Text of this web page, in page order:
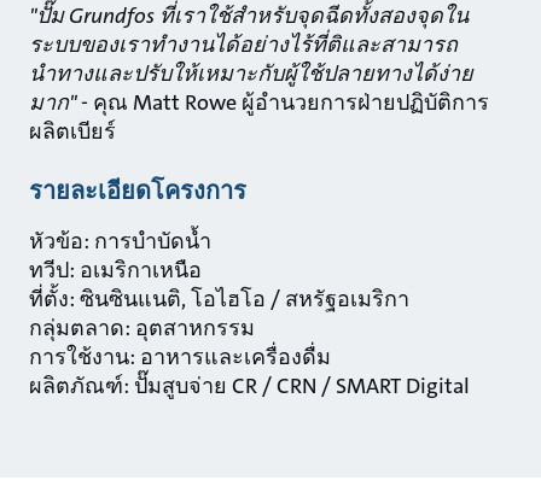
"ปั๊ม Grundfos ที่เราใช้สําหรับจุดฉีดทั้งสองจุดใน
ระบบของเราทํางานได้อย่างไร้ที่ติและสามารถ
นำทางและปรับให้เหมาะกับผู้ใช้ปลายทางได้ง่าย
มาก"- คุณ Matt Rowe ผู้อํานวยการฝ่ายปฏิบัติการ
ผลิตเบียร์
รายละเอียดโครงการ
หัวข้อ: การบำบัดน้ำ
ทวีป: อเมริกาเหนือ
ที่ตั้ง: ซินซินแนติ, โอไฮโอ / สหรัฐอเมริกา
กลุ่มตลาด: อุตสาหกรรม
การใช้งาน: อาหารและเครื่องดื่ม
ผลิตภัณฑ์: ปั๊มสูบจ่าย CR / CRN / SMART Digital